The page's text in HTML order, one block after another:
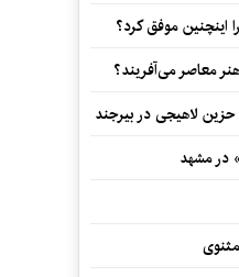
اینچنین موفق کرد؟
معاصر می‌آفریند؟
لاهیجی در بیرجند
در مشهد